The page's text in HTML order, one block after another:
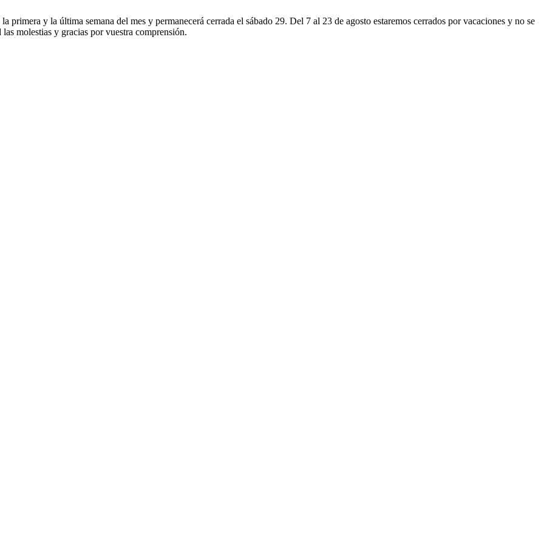
primera y la última semana del mes y permanecerá cerrada el sábado 29. Del 7 al 23 de agosto estaremos cerrados por vacaciones y no se
molestias y gracias por vuestra comprensión.